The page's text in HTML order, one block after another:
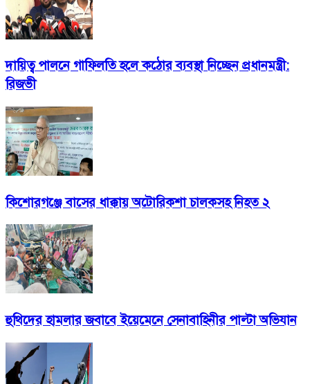
দায়িত্ব পালনে গাফিলতি হলে কঠোর ব্যবস্থা নিচ্ছেন প্রধানমন্ত্রী:
রিজভী
কিশোরগঞ্জে বাসের ধাক্কায় অটোরিকশা চালকসহ নিহত ২
হুথিদের হামলার জবাবে ইয়েমেনে সেনাবাহিনীর পাল্টা অভিযান